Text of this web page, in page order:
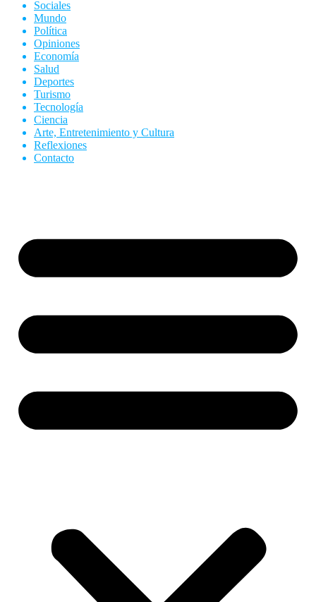
Sociales
Mundo
Política
Opiniones
Economía
Salud
Deportes
Turismo
Tecnología
Ciencia
Arte, Entretenimiento y Cultura
Reflexiones
Contacto